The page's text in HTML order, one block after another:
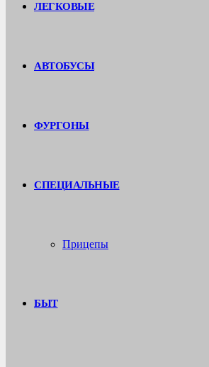
ЛЕГКОВЫЕ
АВТОБУСЫ
ФУРГОНЫ
СПЕЦИАЛЬНЫЕ
Прицепы
БЫТ